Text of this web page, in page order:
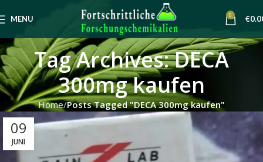
MENU 0 €
Tag Archives: DECA
300mg kaufen
Home Posts Tagged "DECA 300mg kaufen"
09
JUNI